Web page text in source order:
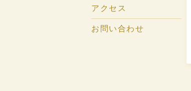
アクセス
お問い合わせ